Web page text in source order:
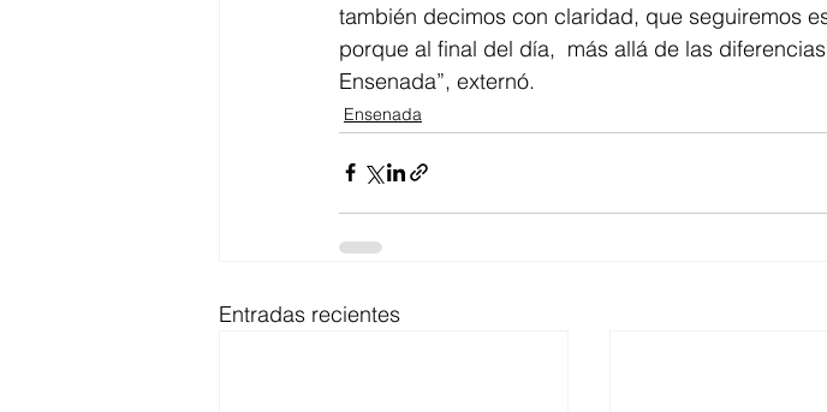
también decimos con claridad, que seguiremos
porque al final del día,  más allá de las
Ensenada”, externó.
Ensenada
Entradas recientes